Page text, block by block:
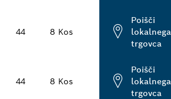
44 8 Kos
Poišči
lokalnega
trgovca
44 8 Kos
Poišči
lokalnega
trgovca